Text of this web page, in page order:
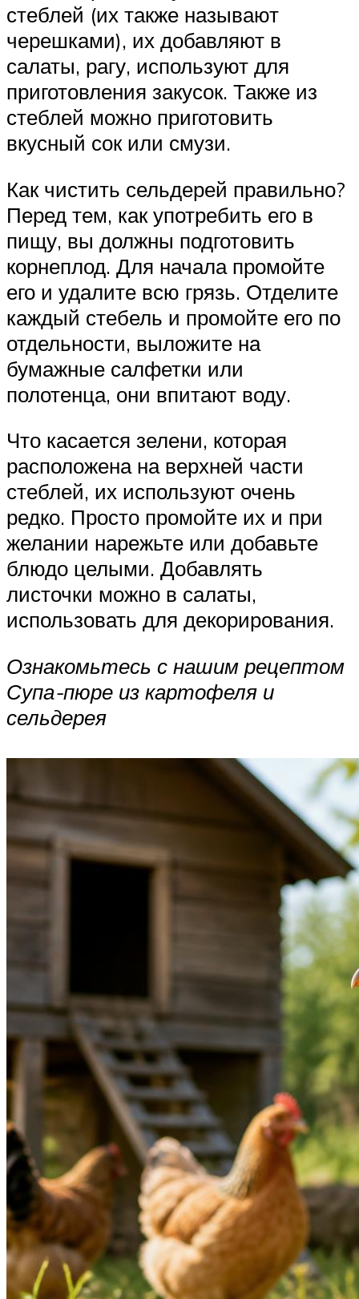
стеблей (их также называют
черешками), их добавляют в
салаты, рагу, используют для
приготовления закусок. Также из
стеблей можно приготовить
вкусный сок или смузи.
Как чистить сельдерей правильно?
Перед тем, как употребить его в
пищу, вы должны подготовить
корнеплод. Для начала промойте
его и удалите всю грязь. Отделите
каждый стебель и промойте его по
отдельности, выложите на
бумажные салфетки или
полотенца, они впитают воду.
Что касается зелени, которая
расположена на верхней части
стеблей, их используют очень
редко. Просто промойте их и при
желании нарежьте или добавьте
блюдо целыми. Добавлять
листочки можно в салаты,
использовать для декорирования.
Ознакомьтесь с нашим рецептом
Супа-пюре из картофеля и
сельдерея